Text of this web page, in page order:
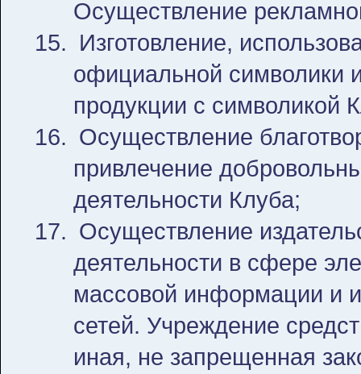
Осуществление
Изготовление,
официальной символики
продукции с символикой
Осуществление
привлечение
деятельности Клуба;
Осуществление
деятельности в сфере
массовой информации и
сетей. Учреждение
иная, не запрещенная